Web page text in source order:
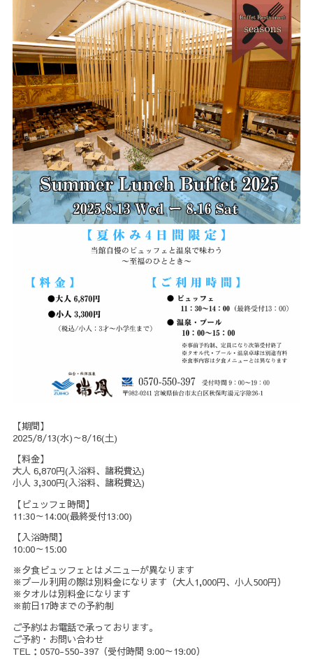
【期間】
2025/8/13(水)～8/16(土)
【料金】
大人 6,870円(入浴料、諸税費込)
小人 3,300円(入浴料、諸税費込)
【ビュッフェ時間】
11:30～14:00(最終受付13:00)
【入浴時間】
10:00～15:00
※夕食ビュッフェとはメニューが異なります
※プール利用の際は別料金になります（大人1,000円、小人500円）
※タオルは別料金になります
※前日17時までの予約制
ご予約はお電話で承っております。
ご予約・お問い合わせ
TEL：0570-550-397（受付時間 9:00～19:00）